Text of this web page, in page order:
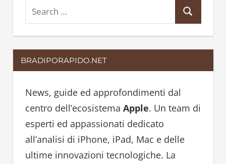
e
a
r
c
e
a
BRADIPORAPIDO.NET
News, guide ed approfondimenti dal
centro dell’ecosistema Apple. Un team di
esperti ed appassionati dedicato
all’analisi di iPhone, iPad, Mac e delle
ultime innovazioni tecnologiche. La